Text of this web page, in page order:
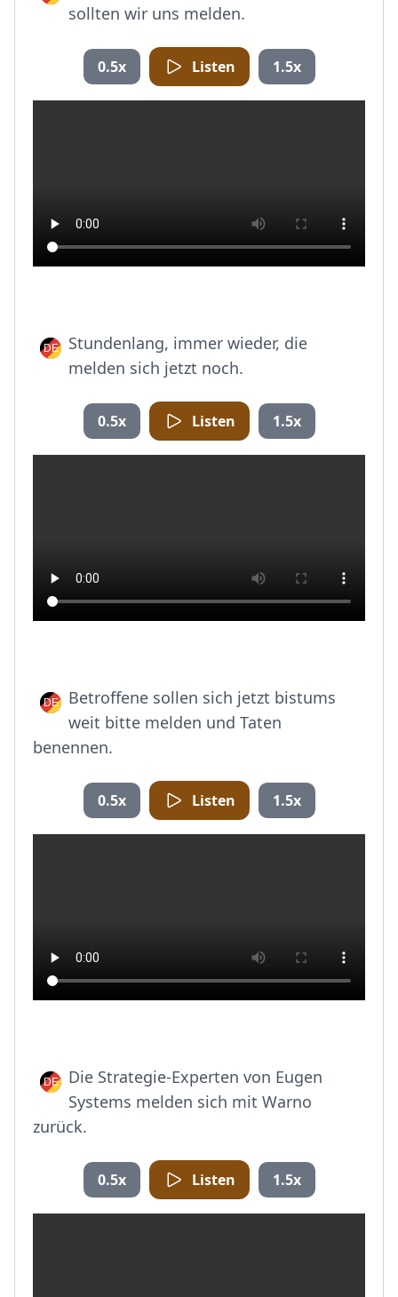
sollten wir uns melden.
0.5x Listen 1.5x
Stundenlang, immer wieder, die
melden sich jetzt noch.
0.5x Listen 1.5x
Betroffene sollen sich jetzt bistums
weit bitte melden und Taten
benennen.
0.5x Listen 1.5x
Die Strategie-Experten von Eugen
Systems melden sich mit Warno
zurück.
0.5x Listen 1.5x